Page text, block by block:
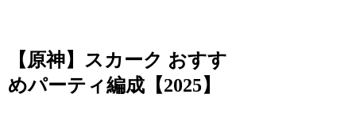
【原神】スカーク おすす
めパーティ編成【2025】